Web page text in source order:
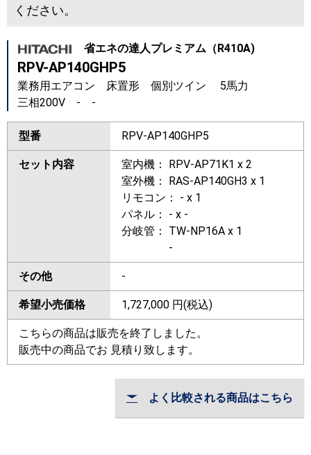
ください。
省エネの達人プレミアム（R410A)
RPV-AP140GHP5
業務用エアコン 床置形 個別ツイン 5馬力
三相200V - -
型番 RPV-AP140GHP5
セット内容
室内機： RPV-AP71K1 x 2
室外機： RAS-AP140GH3 x 1
リモコン： - x 1
パネル： - x -
分岐管： TW-NP16A x 1
-
その他 -
希望小売価格 1,727,000 円(税込)
こちらの商品は販売を終了しました。
販売中の商品でお 見積り致します。
よく比較される商品はこちら